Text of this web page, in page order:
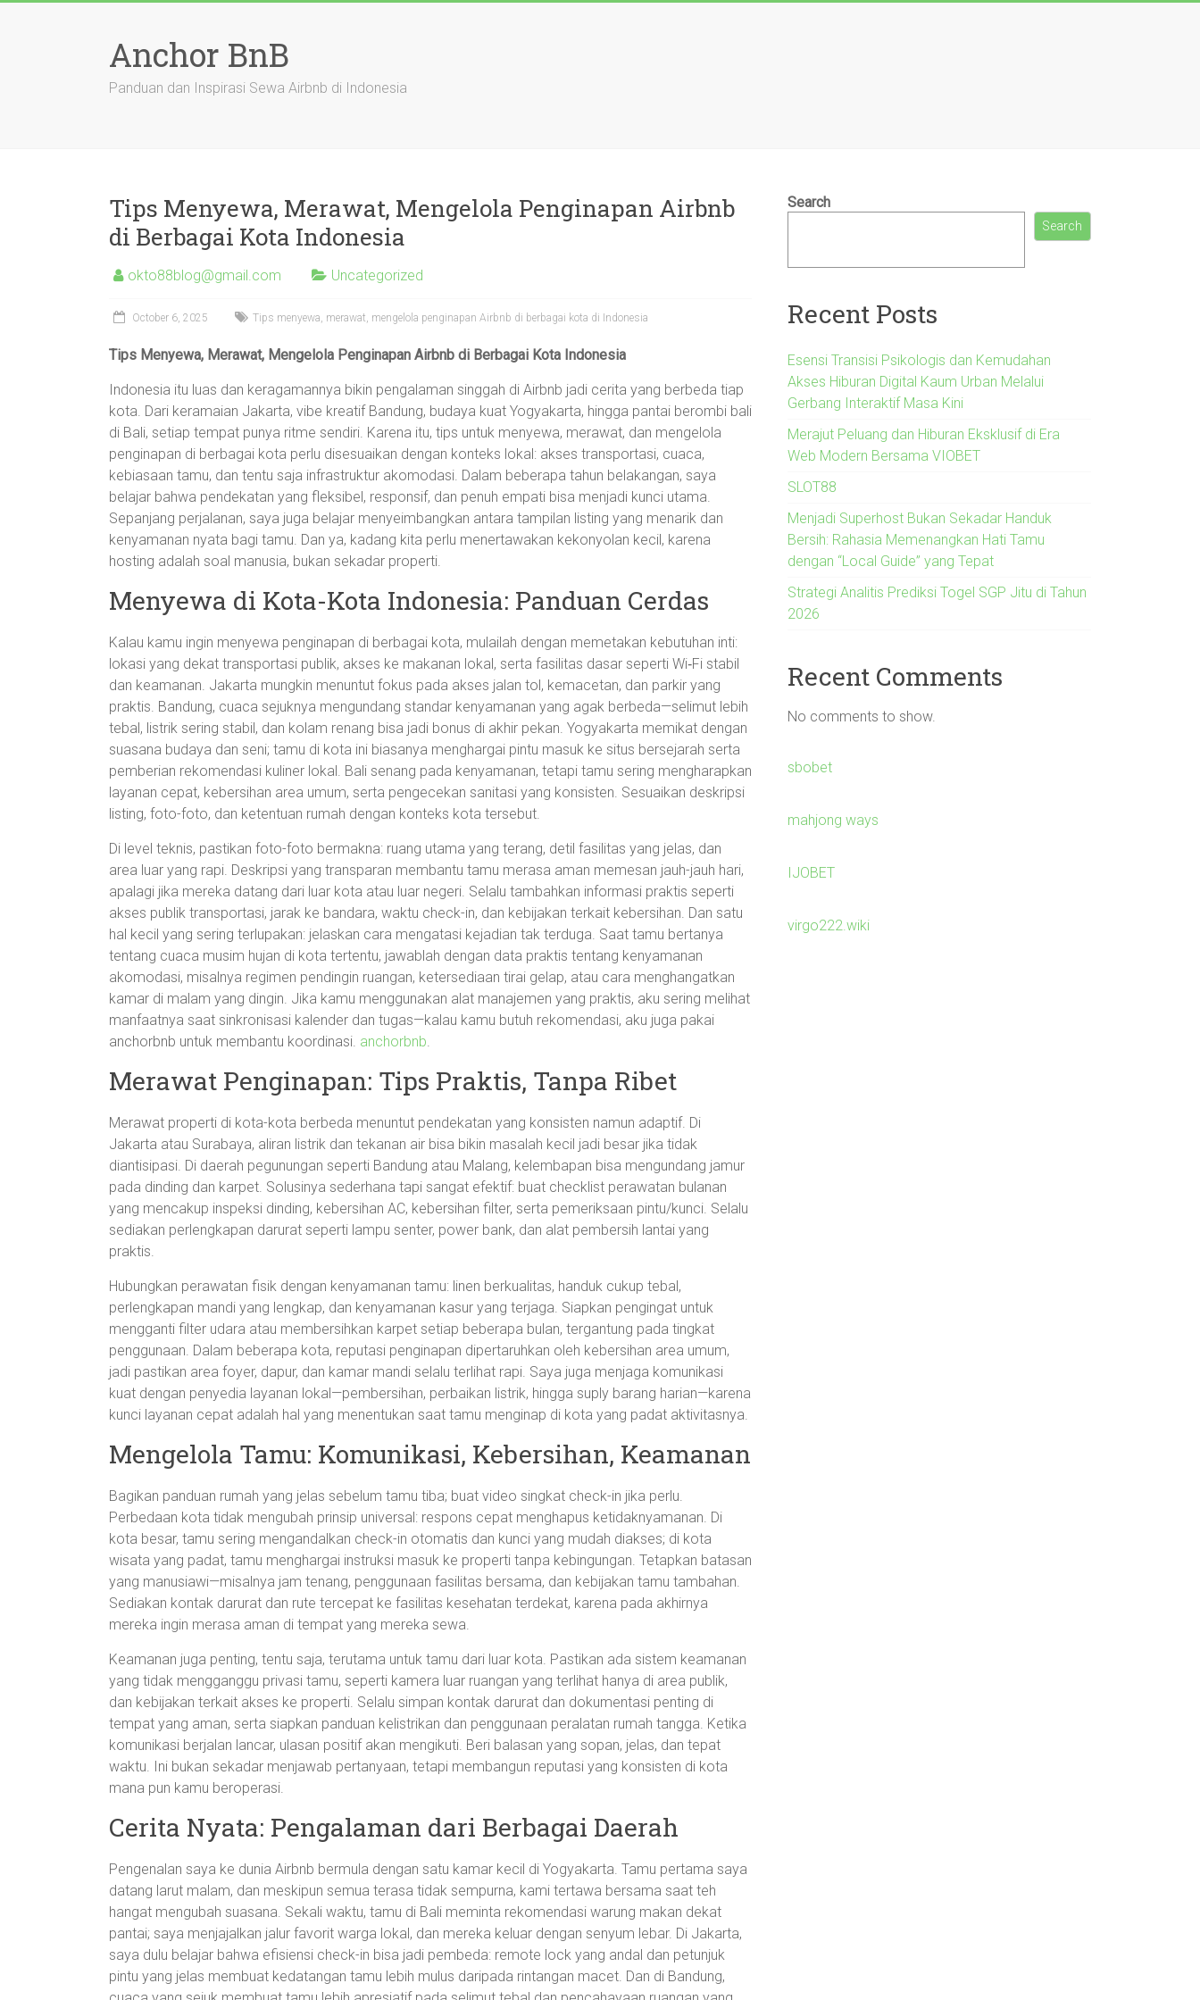
Anchor BnB
Panduan dan Inspirasi Sewa Airbnb di Indonesia
Tips Menyewa, Merawat, Mengelola Penginapan Airbnb
di Berbagai Kota Indonesia
okto88blog@gmail.com Uncategorized
October 6, 2025 Tips menyewa, merawat, mengelola penginapan Airbnb di berbagai kota di Indonesia
Tips Menyewa, Merawat, Mengelola Penginapan Airbnb di Berbagai Kota Indonesia
Indonesia itu luas dan keragamannya bikin pengalaman singgah di Airbnb jadi cerita yang berbeda tiap
kota. Dari keramaian Jakarta, vibe kreatif Bandung, budaya kuat Yogyakarta, hingga pantai berombi bali
di Bali, setiap tempat punya ritme sendiri. Karena itu, tips untuk menyewa, merawat, dan mengelola
penginapan di berbagai kota perlu disesuaikan dengan konteks lokal: akses transportasi, cuaca,
kebiasaan tamu, dan tentu saja infrastruktur akomodasi. Dalam beberapa tahun belakangan, saya
belajar bahwa pendekatan yang fleksibel, responsif, dan penuh empati bisa menjadi kunci utama.
Sepanjang perjalanan, saya juga belajar menyeimbangkan antara tampilan listing yang menarik dan
kenyamanan nyata bagi tamu. Dan ya, kadang kita perlu menertawakan kekonyolan kecil, karena
hosting adalah soal manusia, bukan sekadar properti.
Menyewa di Kota-Kota Indonesia: Panduan Cerdas
Kalau kamu ingin menyewa penginapan di berbagai kota, mulailah dengan memetakan kebutuhan inti:
lokasi yang dekat transportasi publik, akses ke makanan lokal, serta fasilitas dasar seperti Wi‑Fi stabil
dan keamanan. Jakarta mungkin menuntut fokus pada akses jalan tol, kemacetan, dan parkir yang
praktis. Bandung, cuaca sejuknya mengundang standar kenyamanan yang agak berbeda—selimut lebih
tebal, listrik sering stabil, dan kolam renang bisa jadi bonus di akhir pekan. Yogyakarta memikat dengan
suasana budaya dan seni; tamu di kota ini biasanya menghargai pintu masuk ke situs bersejarah serta
pemberian rekomendasi kuliner lokal. Bali senang pada kenyamanan, tetapi tamu sering mengharapkan
layanan cepat, kebersihan area umum, serta pengecekan sanitasi yang konsisten. Sesuaikan deskripsi
listing, foto-foto, dan ketentuan rumah dengan konteks kota tersebut.
Di level teknis, pastikan foto-foto bermakna: ruang utama yang terang, detil fasilitas yang jelas, dan
area luar yang rapi. Deskripsi yang transparan membantu tamu merasa aman memesan jauh-jauh hari,
apalagi jika mereka datang dari luar kota atau luar negeri. Selalu tambahkan informasi praktis seperti
akses publik transportasi, jarak ke bandara, waktu check-in, dan kebijakan terkait kebersihan. Dan satu
hal kecil yang sering terlupakan: jelaskan cara mengatasi kejadian tak terduga. Saat tamu bertanya
tentang cuaca musim hujan di kota tertentu, jawablah dengan data praktis tentang kenyamanan
akomodasi, misalnya regimen pendingin ruangan, ketersediaan tirai gelap, atau cara menghangatkan
kamar di malam yang dingin. Jika kamu menggunakan alat manajemen yang praktis, aku sering melihat
manfaatnya saat sinkronisasi kalender dan tugas—kalau kamu butuh rekomendasi, aku juga pakai
anchorbnb untuk membantu koordinasi. anchorbnb.
Merawat Penginapan: Tips Praktis, Tanpa Ribet
Merawat properti di kota-kota berbeda menuntut pendekatan yang konsisten namun adaptif. Di
Jakarta atau Surabaya, aliran listrik dan tekanan air bisa bikin masalah kecil jadi besar jika tidak
diantisipasi. Di daerah pegunungan seperti Bandung atau Malang, kelembapan bisa mengundang jamur
pada dinding dan karpet. Solusinya sederhana tapi sangat efektif: buat checklist perawatan bulanan
yang mencakup inspeksi dinding, kebersihan AC, kebersihan filter, serta pemeriksaan pintu/kunci. Selalu
sediakan perlengkapan darurat seperti lampu senter, power bank, dan alat pembersih lantai yang
praktis.
Hubungkan perawatan fisik dengan kenyamanan tamu: linen berkualitas, handuk cukup tebal,
perlengkapan mandi yang lengkap, dan kenyamanan kasur yang terjaga. Siapkan pengingat untuk
mengganti filter udara atau membersihkan karpet setiap beberapa bulan, tergantung pada tingkat
penggunaan. Dalam beberapa kota, reputasi penginapan dipertaruhkan oleh kebersihan area umum,
jadi pastikan area foyer, dapur, dan kamar mandi selalu terlihat rapi. Saya juga menjaga komunikasi
kuat dengan penyedia layanan lokal—pembersihan, perbaikan listrik, hingga suply barang harian—karena
kunci layanan cepat adalah hal yang menentukan saat tamu menginap di kota yang padat aktivitasnya.
Mengelola Tamu: Komunikasi, Kebersihan, Keamanan
Bagikan panduan rumah yang jelas sebelum tamu tiba; buat video singkat check-in jika perlu.
Perbedaan kota tidak mengubah prinsip universal: respons cepat menghapus ketidaknyamanan. Di
kota besar, tamu sering mengandalkan check-in otomatis dan kunci yang mudah diakses; di kota
wisata yang padat, tamu menghargai instruksi masuk ke properti tanpa kebingungan. Tetapkan batasan
yang manusiawi—misalnya jam tenang, penggunaan fasilitas bersama, dan kebijakan tamu tambahan.
Sediakan kontak darurat dan rute tercepat ke fasilitas kesehatan terdekat, karena pada akhirnya
mereka ingin merasa aman di tempat yang mereka sewa.
Keamanan juga penting, tentu saja, terutama untuk tamu dari luar kota. Pastikan ada sistem keamanan
yang tidak mengganggu privasi tamu, seperti kamera luar ruangan yang terlihat hanya di area publik,
dan kebijakan terkait akses ke properti. Selalu simpan kontak darurat dan dokumentasi penting di
tempat yang aman, serta siapkan panduan kelistrikan dan penggunaan peralatan rumah tangga. Ketika
komunikasi berjalan lancar, ulasan positif akan mengikuti. Beri balasan yang sopan, jelas, dan tepat
waktu. Ini bukan sekadar menjawab pertanyaan, tetapi membangun reputasi yang konsisten di kota
mana pun kamu beroperasi.
Cerita Nyata: Pengalaman dari Berbagai Daerah
Pengenalan saya ke dunia Airbnb bermula dengan satu kamar kecil di Yogyakarta. Tamu pertama saya
datang larut malam, dan meskipun semua terasa tidak sempurna, kami tertawa bersama saat teh
hangat mengubah suasana. Sekali waktu, tamu di Bali meminta rekomendasi warung makan dekat
pantai; saya menjajalkan jalur favorit warga lokal, dan mereka keluar dengan senyum lebar. Di Jakarta,
saya dulu belajar bahwa efisiensi check-in bisa jadi pembeda: remote lock yang andal dan petunjuk
pintu yang jelas membuat kedatangan tamu lebih mulus daripada rintangan macet. Dan di Bandung,
Search
Search
Recent Posts
Esensi Transisi Psikologis dan Kemudahan
Akses Hiburan Digital Kaum Urban Melalui
Gerbang Interaktif Masa Kini
Merajut Peluang dan Hiburan Eksklusif di Era
Web Modern Bersama VIOBET
SLOT88
Menjadi Superhost Bukan Sekadar Handuk
Bersih: Rahasia Memenangkan Hati Tamu
dengan “Local Guide” yang Tepat
Strategi Analitis Prediksi Togel SGP Jitu di Tahun
2026
Recent Comments
No comments to show.
sbobet
mahjong ways
IJOBET
virgo222.wiki